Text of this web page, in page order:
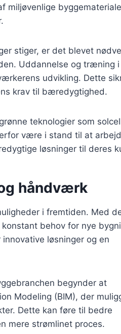
miljøvenlige
stiger, er det blevet
Uddannelse og træning i
udvikling. Dette
krav til bæredygtighed.
teknologier som
være i stand til at
løsninger til deres
håndværk
i fremtiden. Med
behov for nye
løsninger og en
begynder at
Modeling (BIM), der
Dette kan føre til bedre
mere strømlinet proces.